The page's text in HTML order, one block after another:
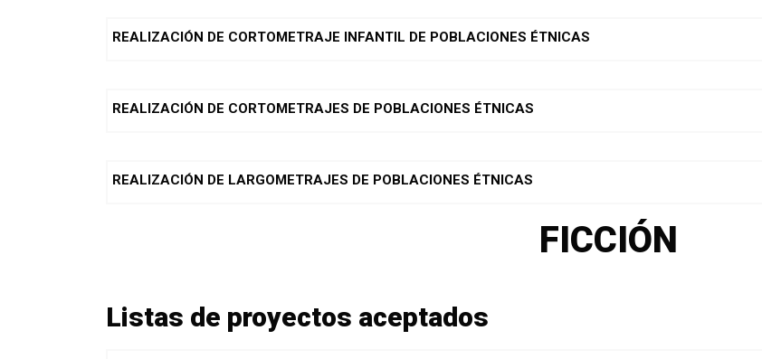
REALIZACIÓN DE CORTOMETRAJE INFANTIL DE POBLACIONES ÉTNICAS
REALIZACIÓN DE CORTOMETRAJES DE POBLACIONES ÉTNICAS
REALIZACIÓN DE LARGOMETRAJES DE POBLACIONES ÉTNICAS
FICCIÓN
Listas de proyectos aceptados